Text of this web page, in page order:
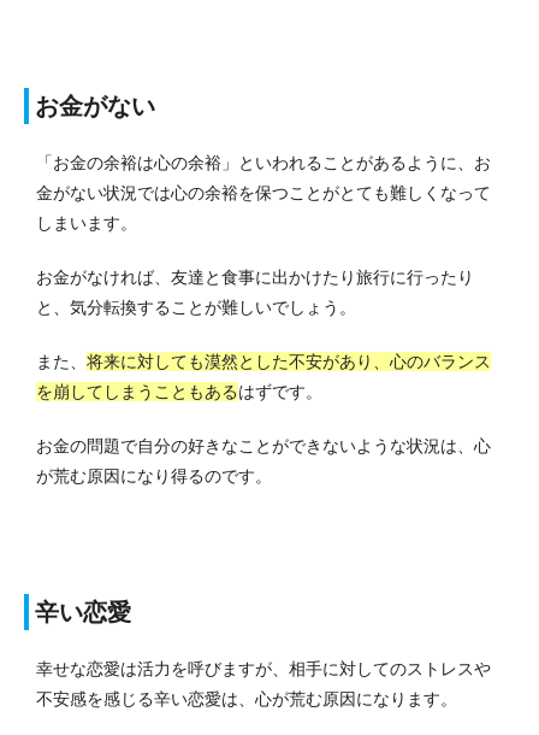
お金がない
「お金の余裕は心の余裕」といわれることがあるように、お
金がない状況では心の余裕を保つことがとても難しくなって
しまいます。
お金がなければ、友達と食事に出かけたり旅行に行ったり
と、気分転換することが難しいでしょう。
また、 将来に対しても漠然とした不安があり、心のバランス
を崩してしまうこともあるはずです。
お金の問題で自分の好きなことができないような状況は、心
が荒む原因になり得るのです。
辛い恋愛
幸せな恋愛は活力を呼びますが、相手に対してのストレスや
不安感を感じる辛い恋愛は、心が荒む原因になります。